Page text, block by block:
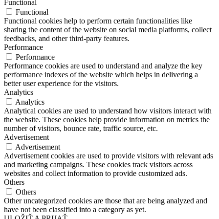
Functional
Functional
Functional cookies help to perform certain functionalities like
sharing the content of the website on social media platforms, collect
feedbacks, and other third-party features.
Performance
Performance
Performance cookies are used to understand and analyze the key
performance indexes of the website which helps in delivering a
better user experience for the visitors.
Analytics
Analytics
Analytical cookies are used to understand how visitors interact with
the website. These cookies help provide information on metrics the
number of visitors, bounce rate, traffic source, etc.
Advertisement
Advertisement
Advertisement cookies are used to provide visitors with relevant ads
and marketing campaigns. These cookies track visitors across
websites and collect information to provide customized ads.
Others
Others
Other uncategorized cookies are those that are being analyzed and
have not been classified into a category as yet.